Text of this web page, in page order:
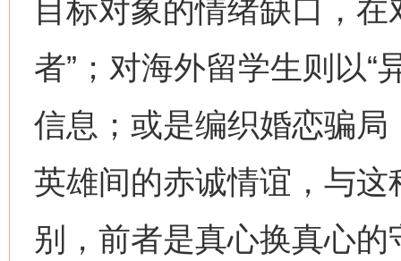
目标对象的情绪缺口，
者”；对海外留学生则以“
信息；或是编织婚恋骗
英雄间的赤诚情谊，与这
别，前者是真心换真心